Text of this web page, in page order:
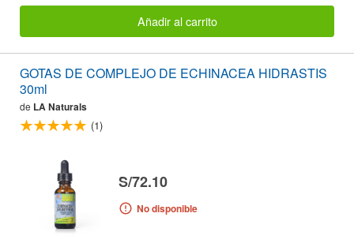
Añadir al carrito
GOTAS DE COMPLEJO DE ECHINACEA HIDRASTIS
30ml
de LA Naturals
(1)
S/72.10
No disponible